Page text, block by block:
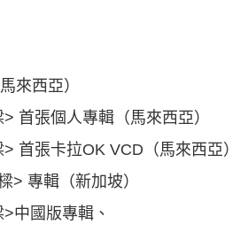
來西亞）
首張個人專輯（馬來西亞）
首張卡拉OK VCD（馬來西亞）
> 專輯（新加坡）
中國版專輯、